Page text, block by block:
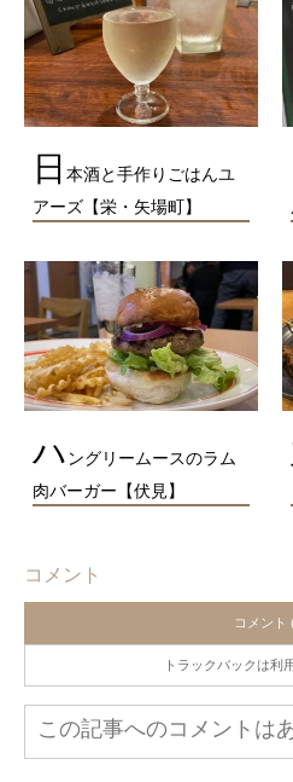
日 本酒と手作りごはんユ
アーズ【栄・矢場町】
ハ ングリームースのラム
肉バーガー【伏見】
コメント
コメント
トラックバックは利
この記事へのコメントは